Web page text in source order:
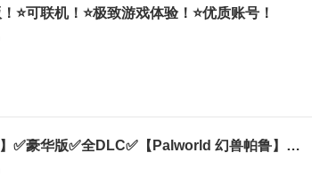
⭐可联机！⭐极致游戏体验！⭐优质账号！
包天↓包夜↓【Palworld 幻兽帕鲁】✅豪华版✅全DLC✅【Palworld 幻兽帕鲁】✅豪包天